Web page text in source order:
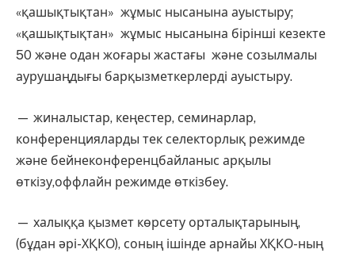
«қашықтықтан» жұмыс нысанына ауыстыру;
«қашықтықтан» жұмыс нысанына бірінші кезекте
50 және одан жоғары жастағы және созылмалы
аурушаңдығы барқызметкерлерді ауыстыру.
— жиналыстар, кеңестер, семинарлар,
конференцияларды тек селекторлық режимде
және бейнеконференцбайланыс арқылы
өткізу,оффлайн режимде өткізбеу.
— халыққа қызмет көрсету орталықтарының,
(бұдан әрі-ХҚКО), соның ішінде арнайы ХҚКО-ның